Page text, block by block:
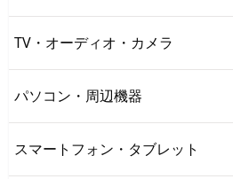
TV・オーディオ・カメラ
パソコン・周辺機器
スマートフォン・タブレット